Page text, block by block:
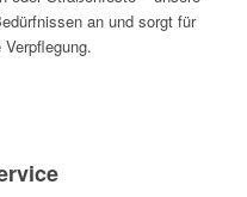
an und sorgt für